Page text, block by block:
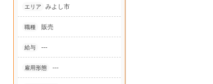
エリア みよし市
職種 販売
給与 ---
雇用形態 ---